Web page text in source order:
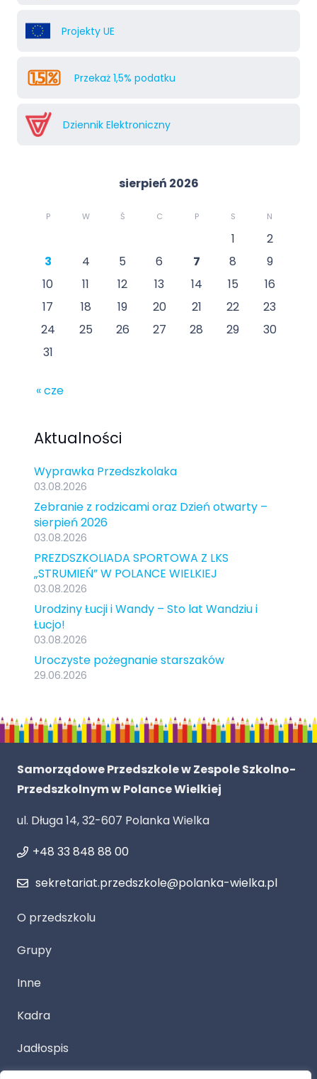
Projekty UE
Przekaż 1,5% podatku
Dziennik Elektroniczny
sierpień 2026
P W Ś C P S N
1
2
3
4 5 6 7 8
9
10
11 12 13 14 15
16
17
18 19 20 21 22
23
24
25 26 27 28 29
30
31
« cze
Aktualności
Wyprawka Przedszkolaka
03.08.2026
Zebranie z rodzicami oraz Dzień otwarty –
sierpień 2026
03.08.2026
PREZDSZKOLIADA SPORTOWA Z LKS
„STRUMIEŃ” W POLANCE WIELKIEJ
03.08.2026
Urodziny Łucji i Wandy – Sto lat Wandziu i
Łucjo!
03.08.2026
Uroczyste pożegnanie starszaków
29.06.2026
Samorządowe Przedszkole w Zespole Szkolno-
Przedszkolnym w Polance Wielkiej
ul. Długa 14, 32-607 Polanka Wielka
+48 33 848 88 00
sekretariat.przedszkole@polanka-wielka.pl
O przedszkolu
Grupy
Inne
Kadra
Jadłospis